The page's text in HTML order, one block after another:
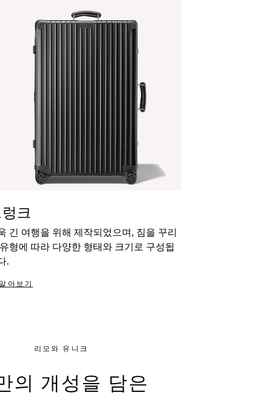
크
긴 여행을 위해 제작되었으며, 짐을 꾸리
형에 따라 다양한 형태와 크기로 구성됩
.
아보기
리모와 유니크
의 개성을 담은